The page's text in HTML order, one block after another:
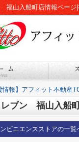
福山入船町店情報ページ
情報】アフィット不動産
レブン 福山入船
ビニエンスストアの一覧